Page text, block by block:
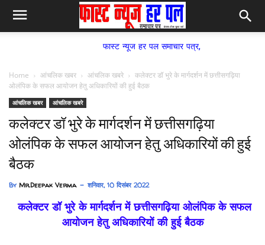
फास्ट न्यूज हर पल समाचार पत्र,
Home आंचलिक खबर आंचलिक खबरे
कलेक्टर डॉ भुरे के मार्गदर्शन में छत्तीसगढ़िया
ओलंपिक के सफल आयोजन हेतु अधिकारियों की हुई बैठक
आंचलिक खबर आंचलिक खबरे
कलेक्टर डॉ भुरे के मार्गदर्शन में छत्तीसगढ़िया
ओलंपिक के सफल आयोजन हेतु अधिकारियों की हुई
बैठक
By Mr.Deepak Verma शनिवार, 10 दिसंबर 2022
कलेक्टर डॉ भुरे के मार्गदर्शन में छत्तीसगढ़िया ओलंपिक के सफल
आयोजन हेतु अधिकारियों की हुई बैठक